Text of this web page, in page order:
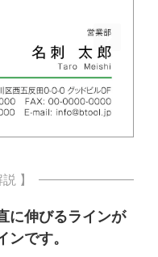
】
に伸びるラインが
です。